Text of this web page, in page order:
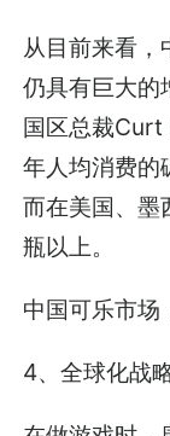
从目前来看
仍具有巨大的
国区总裁Curt
年人均消费的
而在美国、墨
瓶以上。
中国可乐市场
4、全球化战